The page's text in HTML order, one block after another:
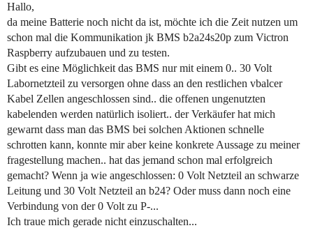
Hallo,
da meine Batterie noch nicht da ist, möchte ich die Zeit nutzen um
schon mal die Kommunikation jk BMS b2a24s20p zum Victron
Raspberry aufzubauen und zu testen.
Gibt es eine Möglichkeit das BMS nur mit einem 0.. 30 Volt
Labornetzteil zu versorgen ohne dass an den restlichen vbalcer
Kabel Zellen angeschlossen sind.. die offenen ungenutzten
kabelenden werden natürlich isoliert.. der Verkäufer hat mich
gewarnt dass man das BMS bei solchen Aktionen schnelle
schrotten kann, konnte mir aber keine konkrete Aussage zu meiner
fragestellung machen.. hat das jemand schon mal erfolgreich
gemacht? Wenn ja wie angeschlossen: 0 Volt Netzteil an schwarze
Leitung und 30 Volt Netzteil an b24? Oder muss dann noch eine
Verbindung von der 0 Volt zu P-...
Ich traue mich gerade nicht einzuschalten...